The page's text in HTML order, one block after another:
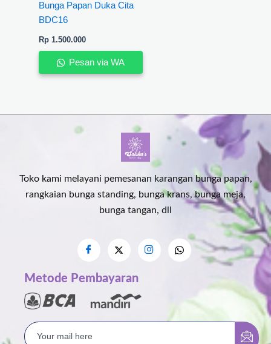
Bunga Papan Duka Cita
BDC16
Rp1.500.000
Pesan via WA
Toko kami melayani pemesanan karangan bunga papan,
rangkaian bunga standing, bunga krans, bunga meja,
bunga tangan, dll
Metode Pembayaran